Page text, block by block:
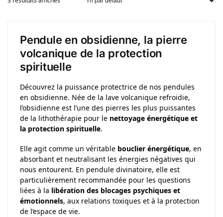
Pendule en obsidienne, la pierre
volcanique de la protection
spirituelle
Découvrez la puissance protectrice de nos pendules
en obsidienne. Née de la lave volcanique refroidie,
l’obsidienne est l’une des pierres les plus puissantes
de la lithothérapie pour le nettoyage énergétique et
la protection spirituelle.
Elle agit comme un véritable bouclier énergétique, en
absorbant et neutralisant les énergies négatives qui
nous entourent. En pendule divinatoire, elle est
particulièrement recommandée pour les questions
liées à la libération des blocages psychiques et
émotionnels, aux relations toxiques et à la protection
de l’espace de vie.